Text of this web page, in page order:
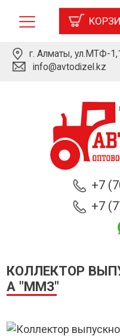
г. Алматы, ул.МТФ-
info@avtodizel.kz
+7
+7
КОЛЛЕКТОР
А "ММЗ"